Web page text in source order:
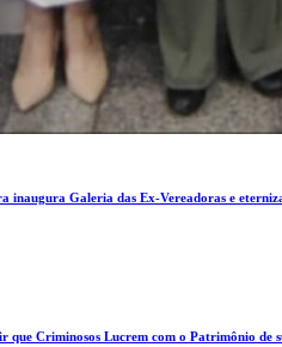
Galeria das Ex-Vereadoras e
que Criminosos Lucrem com o Patrimônio de